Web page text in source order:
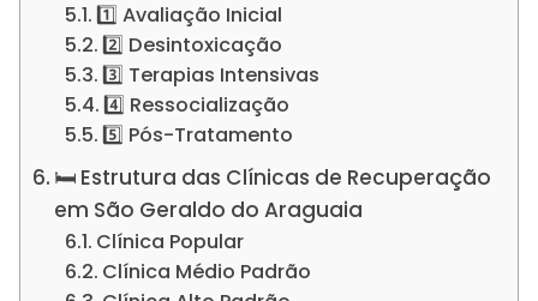
1️⃣ Avaliação Inicial
2️⃣ Desintoxicação
3️⃣ Terapias Intensivas
4️⃣ Ressocialização
5️⃣ Pós-Tratamento
🛏️ Estrutura das Clínicas de Recuperação
em São Geraldo do Araguaia
Clínica Popular
Clínica Médio Padrão